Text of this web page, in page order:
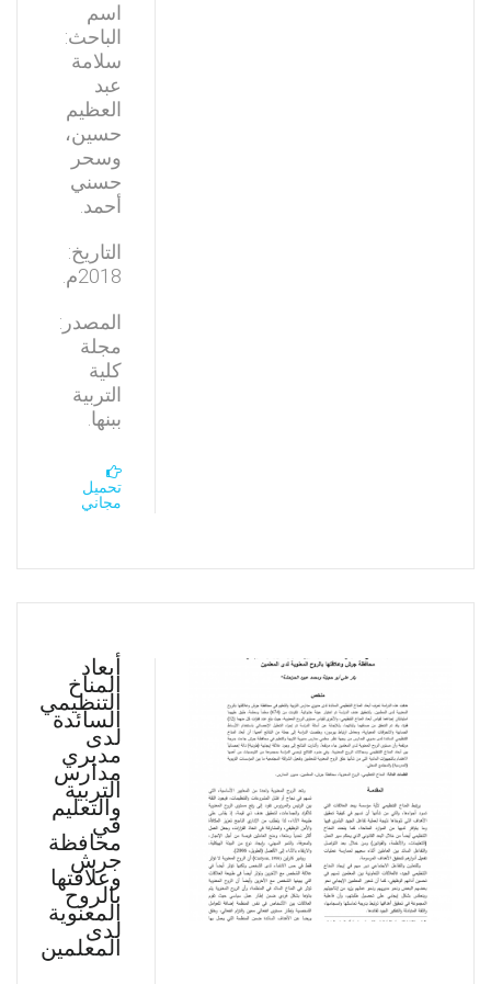
اسم
الباحث:
سلامة
عبد
العظيم
حسين،
وسحر
حسني
أحمد.
التاريخ:
2018م.
المصدر:
مجلة
كلية
التربية
ببنها.
تحميل
مجاني
أبعاد
المناخ
التنظيمي
السائدة
لدى
مديري
مدارس
التربية
والتعليم
في
محافظة
جرش
وعلاقتها
بالروح
المعنوية
لدى
المعلمين